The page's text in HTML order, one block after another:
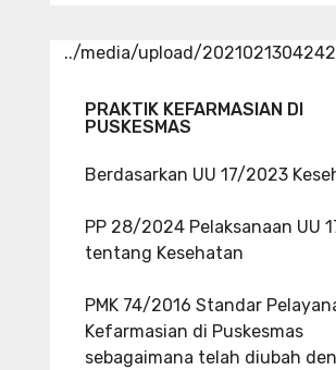
../media/upload/
PRAKTIK KEFARMASIAN DI
PUSKESMAS
Berdasarkan UU 17/2023
PP 28/2024 Pelaksanaan UU
tentang Kesehatan
PMK 74/2016 Standar
Kefarmasian di Puskesmas
sebagaimana telah diubah